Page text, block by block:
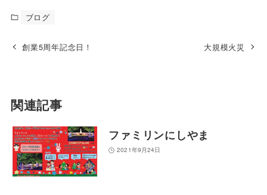
ブログ
創業5周年記念日！ 大規模火災
関連記事
ファミリンにしやま
2021年9月24日